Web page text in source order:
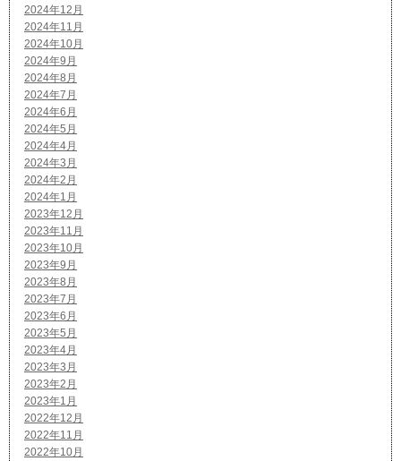
2024年12月
2024年11月
2024年10月
2024年9月
2024年8月
2024年7月
2024年6月
2024年5月
2024年4月
2024年3月
2024年2月
2024年1月
2023年12月
2023年11月
2023年10月
2023年9月
2023年8月
2023年7月
2023年6月
2023年5月
2023年4月
2023年3月
2023年2月
2023年1月
2022年12月
2022年11月
2022年10月